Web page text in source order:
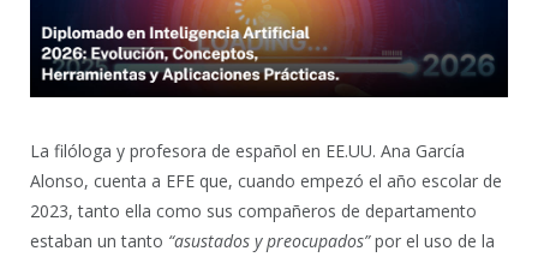
La filóloga y profesora de español en EE.UU. Ana García
Alonso, cuenta a EFE que, cuando empezó el año escolar de
2023, tanto ella como sus compañeros de departamento
estaban un tanto “asustados y preocupados”por el uso de la